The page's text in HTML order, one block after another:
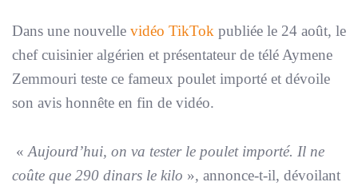
Dans une nouvelle vidéo TikTok publiée le 24 août, le
chef cuisinier algérien et présentateur de télé Aymene
Zemmouri teste ce fameux poulet importé et dévoile
son avis honnête en fin de vidéo.
« Aujourd’hui, on va tester le poulet importé. Il ne
coûte que 290 dinars le kilo », annonce-t-il, dévoilant